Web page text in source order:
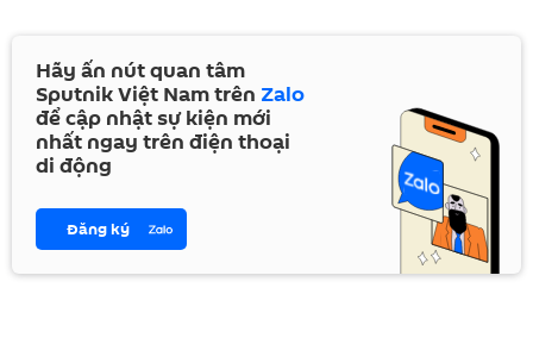
Hãy ấn nút quan tâm
Sputnik Việt Nam trên Zalo
để cập nhật sự kiện mới
nhất ngay trên điện thoại
di động
Đăng ký